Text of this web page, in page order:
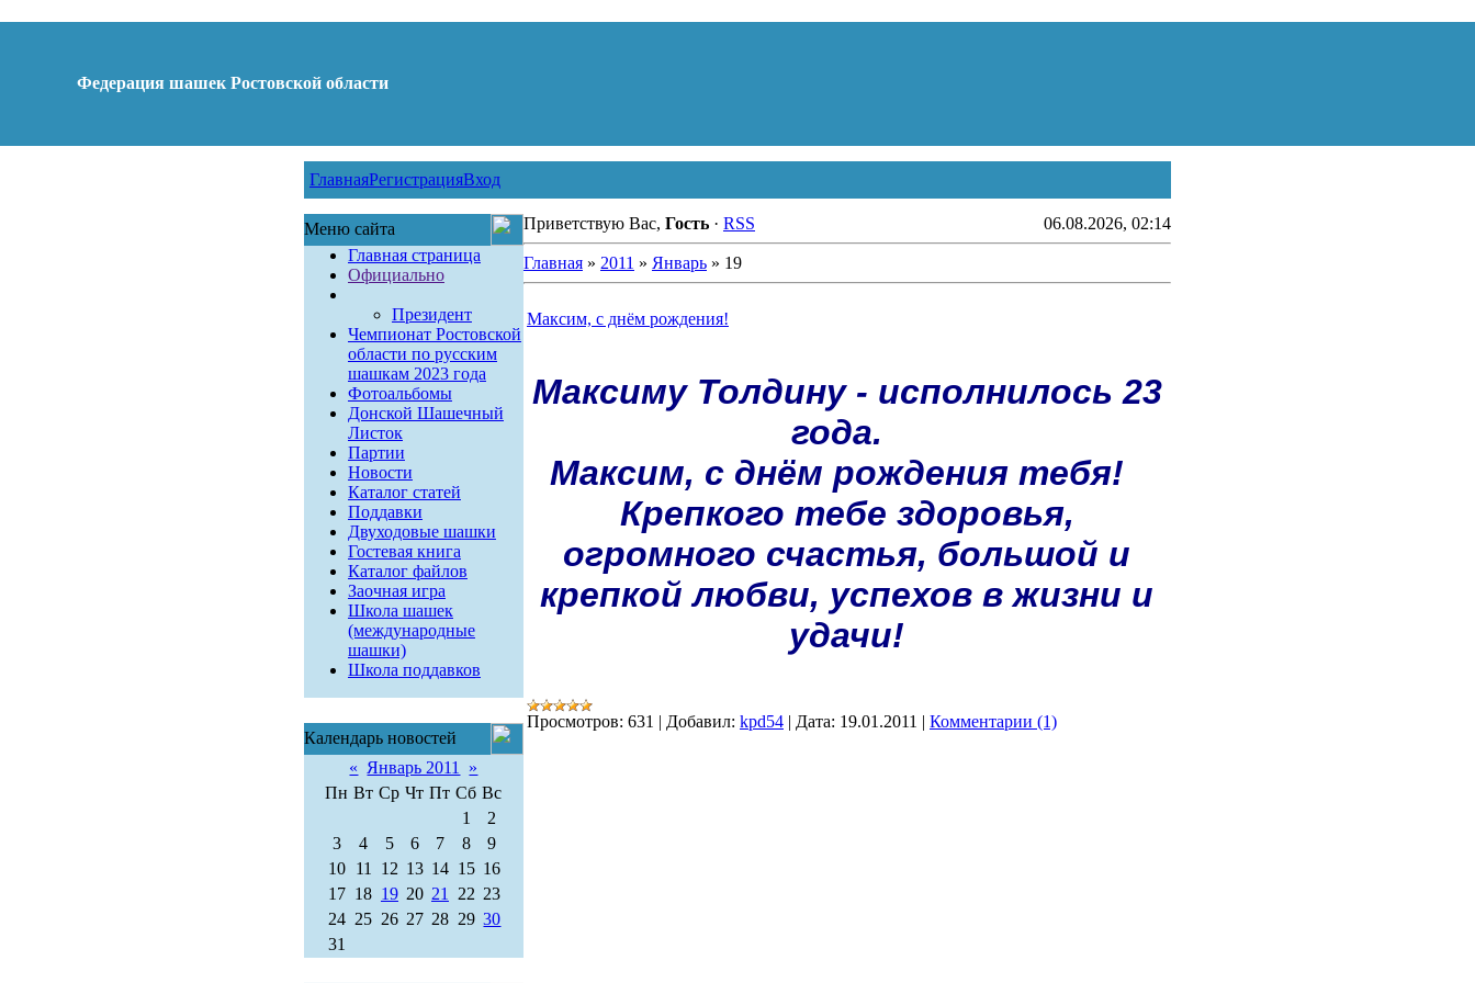
Федерация шашек Ростовской области
ГлавнаяРегистрацияВход
Меню сайта
Главная страница
Официально
Президент
Чемпионат Ростовской
области по русским
шашкам 2023 года
Фотоальбомы
Донской Шашечный
Листок
Партии
Новости
Каталог статей
Поддавки
Двуходовые шашки
Гостевая книга
Каталог файлов
Заочная игра
Школа шашек
(международные
шашки)
Школа поддавков
Календарь новостей
« Январь 2011
»
Пн Вт Ср Чт Пт Сб Вс
1
2
3
4 5 6 7 8
9
10 11 12 13 14 15 16
17 18 19 20 21 22 23
24 25 26 27 28 29 30
31
Приветствую Вас, Гость· RSS 06.08.2026, 02:14
Главная» 2011 » Январь » 19
Максим, с днём рождения!
Максиму Толдину - исполнилось 23
года.
Максим, с днём рождения тебя!
Крепкого тебе здоровья,
огромного счастья, большой и
крепкой любви, успехов в жизни и
удачи!
Просмотров: 631 | Добавил: kpd54 | Дата: 19.01.2011 | Комментарии (1)